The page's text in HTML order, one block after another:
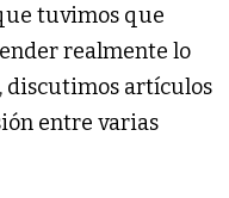
tuvimos que
realmente lo
discutimos artículos
entre varias